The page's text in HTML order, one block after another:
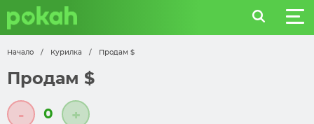
Начало / Курилка / Продам $
Продам $
- 0 +